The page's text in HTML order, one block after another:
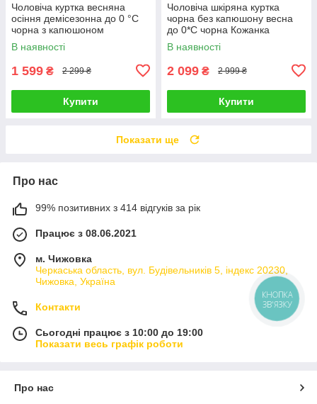
Чоловіча куртка весняна
осіння демісезонна до 0 °C
чорна з капюшоном
водонепроникна
В наявності
1 599 ₴ 2 299 ₴
Купити
Чоловіча шкіряна куртка
чорна без капюшону весна
до 0*С чорна Кожанка
чоловічий демісезонна
В наявності
2 099 ₴ 2 999 ₴
Купити
Показати ще
Про нас
99% позитивних з 414 відгуків за рік
Працює з 08.06.2021
м. Чижовка
Черкаська область, вул. Будівельників 5, індекс 20230,
Чижовка, Україна
Контакти
Сьогодні працює з 10:00 до 19:00
Показати весь графік роботи
Про нас
КНОПКА
ЗВ'ЯЗКУ